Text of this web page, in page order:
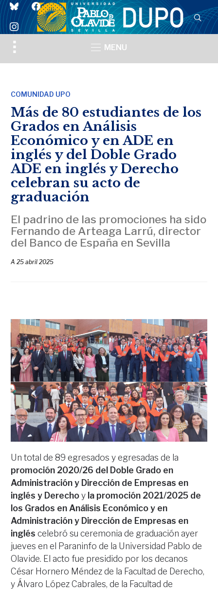
blueskyfacebook
instagram
Toggle
sidebar
MENU
COMUNIDAD UPO
Más de 80 estudiantes de los
Grados en Análisis
Económico y en ADE en
inglés y del Doble Grado
ADE en inglés y Derecho
celebran su acto de
graduación
El padrino de las promociones ha sido
Fernando de Arteaga Larrú, director
del Banco de España en Sevilla
A25 abril 2025
Un total de 89 egresados y egresadas de la
promoción 2020/26 del Doble Grado en
Administración y Dirección de Empresas en
inglés y Derechoy la promoción 2021/2025 de
los Grados en Análisis Económico y en
Administración y Dirección de Empresas en
inglés celebró su ceremonia de graduación ayer
jueves en el Paraninfo de la Universidad Pablo de
Olavide. El acto fue presidido por los decanos
César Hornero Méndez de la Facultad de Derecho,
y Álvaro López Cabrales, de la Facultad de